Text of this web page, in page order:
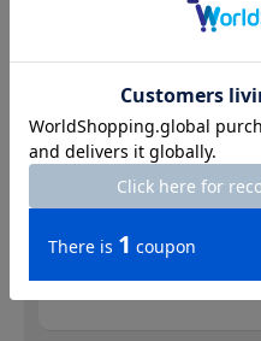
身長：157cm
普段のサイズ： M
通気性がよくサラリと
ったりです。シルエッ
り涼しげです。袖の長
腕も気になりません。
ちょうど良いです。手
しそうです。